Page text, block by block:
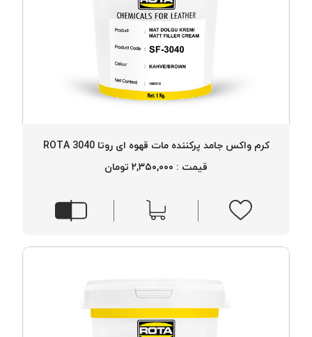
کرم واکس جامد پرکننده مات قهوه ای روتا 3040 ROTA
قیمت : ۲,۳۵۰,۰۰۰ تومان